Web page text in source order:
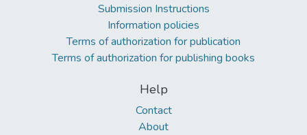
Submission Instructions
Information policies
Terms of authorization for publication
Terms of authorization for publishing books
Help
Contact
About